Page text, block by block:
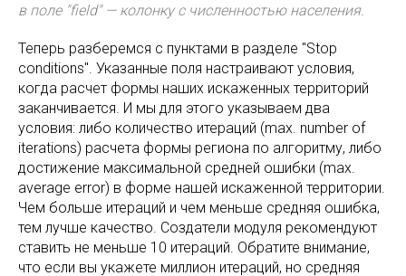
в поле "field" — колонку с численностью населения.
Теперь разберемся с пунктами в разделе "Stop
conditions". Указанные поля настраивают условия,
когда расчет формы наших искаженных территорий
заканчивается. И мы для этого указываем два
условия: либо количество итераций (max. number of
iterations) расчета формы региона по алгоритму, либо
достижение максимальной средней ошибки (max.
average error) в форме нашей искаженной территории.
Чем больше итераций и чем меньше средняя ошибка,
тем лучше качество. Создатели модуля рекомендуют
ставить не меньше 10 итераций. Обратите внимание,
что если вы укажете миллион итераций, но средняя